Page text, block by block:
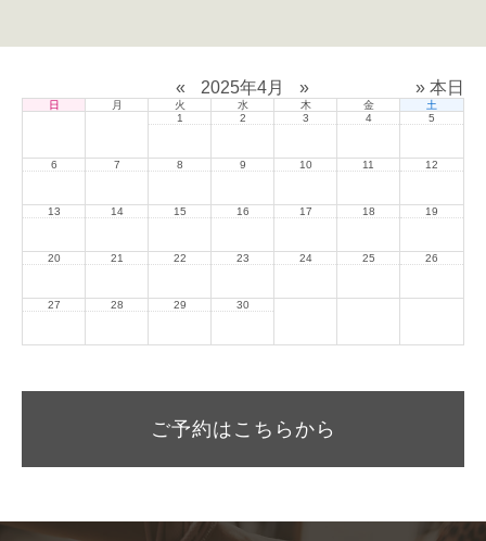
« 2025年4月 » » 本日
日 月 火 水 木 金
土
1
2 3 4 5
6 7 8 9 10 11 12
13 14 15 16 17 18 19
20 21 22 23 24 25 26
27 28 29 30
ご予約はこちらから